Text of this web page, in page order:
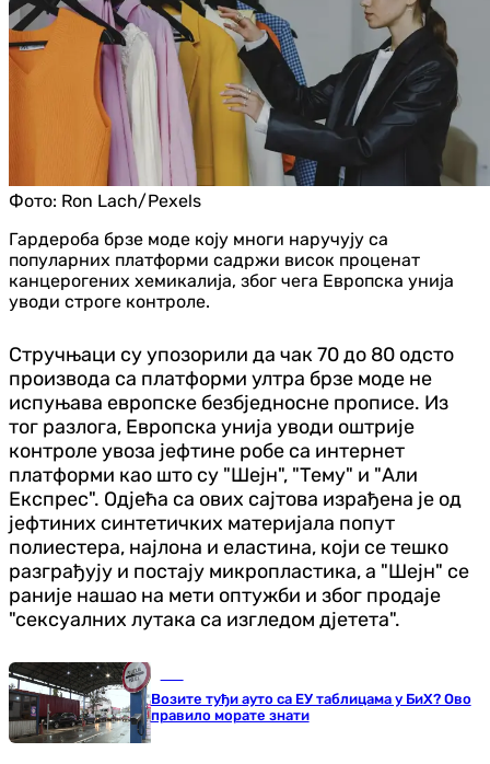
Фото: Ron Lach/Pexels
Гардероба брзе моде коју многи наручују са
популарних платформи садржи висок проценат
канцерогених хемикалија, због чега Европска унија
уводи строге контроле.
Стручњаци су упозорили да чак 70 до 80 одсто
производа са платформи ултра брзе моде не
испуњава европске безбједносне прописе. Из
тог разлога, Европска унија уводи оштрије
контроле увоза јефтине робе са интернет
платформи као што су "Шејн", "Тему" и "Али
Експрес". Одјећа са ових сајтова израђена је од
јефтиних синтетичких материјала попут
полиестера, најлона и еластина, који се тешко
разграђују и постају микропластика, а "Шејн" се
раније нашао на мети оптужби и због продаје
"сексуалних лутака са изгледом дјетета".
Возите туђи ауто са ЕУ таблицама у БиХ? Ово
правило морате знати